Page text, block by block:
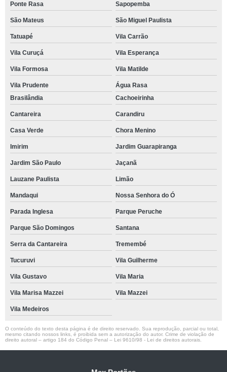
Ponte Rasa Sapopemba
São Mateus São Miguel Paulista
Tatuapé Vila Carrão
Vila Curuçá Vila Esperança
Vila Formosa Vila Matilde
Vila Prudente
Água Rasa
Brasilândia
Cachoeirinha
Cantareira Carandiru
Casa Verde Chora Menino
Imirim Jardim Guarapiranga
Jardim São Paulo Jaçanã
Lauzane Paulista Limão
Mandaqui Nossa Senhora do Ó
Parada Inglesa Parque Peruche
Parque São Domingos Santana
Serra da Cantareira Tremembé
Tucuruvi Vila Guilherme
Vila Gustavo Vila Maria
Vila Marisa Mazzei Vila Mazzei
Vila Medeiros
O conteúdo do texto desta página é de direito reservado. Sua reprodução, parcial ou total,
mesmo citando nossos links, é proibida sem a autorização do autor. Crime de violação de
direito autoral – artigo 184 do Código Penal – Lei 9610/98 - Lei de direitos autorais